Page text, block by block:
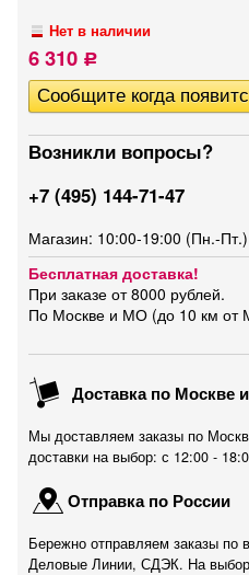
Нет в наличии
6 310 Р
Возникли вопросы?
+7 (495) 144-71-47
Магазин: 10:00-19:00 (Пн.-Пт.)
Бесплатная доставка!
При заказе от 8000 рублей.
По Москве и МО (до 10 км от
Доставка по Москве
Мы доставляем заказы по
доставки на выбор: с 12:00 -
Отправка по России
Бережно отправляем заказы по
Деловые Линии, СДЭК. На